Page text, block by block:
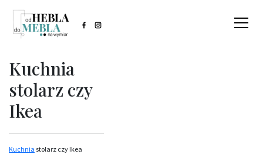
Kuchnia
stolarz czy
Ikea
Kuchnia stolarz czy Ikea